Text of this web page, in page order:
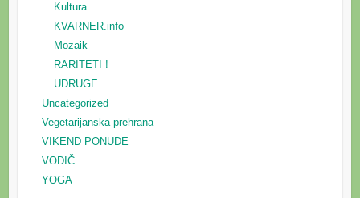
Kultura
KVARNER.info
Mozaik
RARITETI !
UDRUGE
Uncategorized
Vegetarijanska prehrana
VIKEND PONUDE
VODIČ
YOGA